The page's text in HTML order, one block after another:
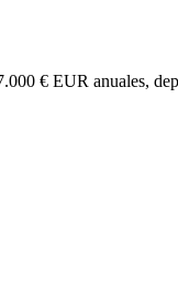
€ EUR anuales,